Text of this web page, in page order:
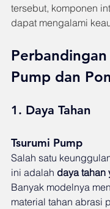
tersebut, komponen
dapat mengalami
Perbandingan
Pump dan
1. Daya Tahan
Tsurumi Pump
Salah satu
ini adalah daya tahan
Banyak modelnya
material tahan abrasi